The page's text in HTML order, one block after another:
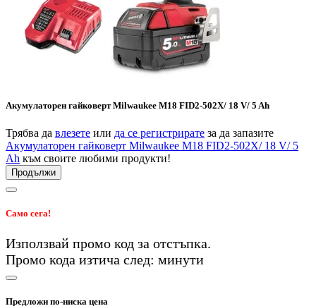
Акумулаторен гайковерт Milwaukee M18 FID2-502X/ 18 V/ 5 Ah
Трябва да влезете или да се регистрирате за да запазите
Акумулаторен гайковерт Milwaukee M18 FID2-502X/ 18 V/ 5
Ah към своите любими продукти!
Продължи
Само сега!
Използвай промо код за отстъпка.
Промо кода изтича след: минути
Предложи по-ниска цена